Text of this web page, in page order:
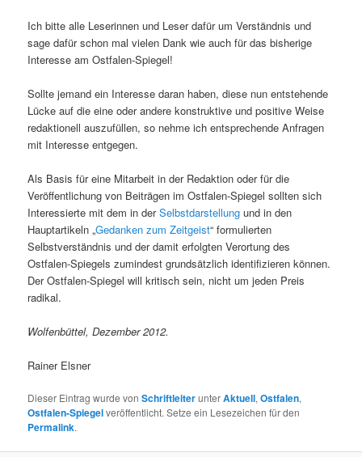
Ich bitte alle Leserinnen und Leser dafür um Verständnis und
sage dafür schon mal vielen Dank wie auch für das bisherige
Interesse am Ostfalen-Spiegel!
Sollte jemand ein Interesse daran haben, diese nun entstehende
Lücke auf die eine oder andere konstruktive und positive Weise
redaktionell auszufüllen, so nehme ich entsprechende Anfragen
mit Interesse entgegen.
Als Basis für eine Mitarbeit in der Redaktion oder für die
Veröffentlichung von Beiträgen im Ostfalen-Spiegel sollten sich
Interessierte mit dem in derSelbstdarstellung und in den
Hauptartikeln „Gedanken zum Zeitgeist“ formulierten
Selbstverständnis und der damit erfolgten Verortung des
Ostfalen-Spiegels zumindest grundsätzlich identifizieren können.
Der Ostfalen-Spiegel will kritisch sein, nicht um jeden Preis
radikal.
Wolfenbüttel, Dezember 2012.
Rainer Elsner
Dieser Eintrag wurde vonSchriftleiterunterAktuell,Ostfalen,
Ostfalen-Spiegelveröffentlicht. Setze ein Lesezeichen für den
Permalink.